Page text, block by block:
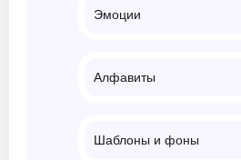
Эмоции
Алфавиты
Шаблоны и фоны